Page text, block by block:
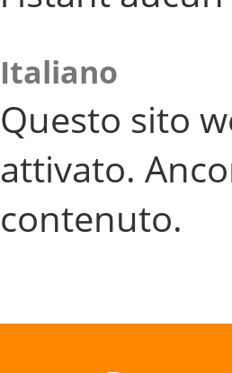
Italiano
Questo sito
attivato.
contenuto.